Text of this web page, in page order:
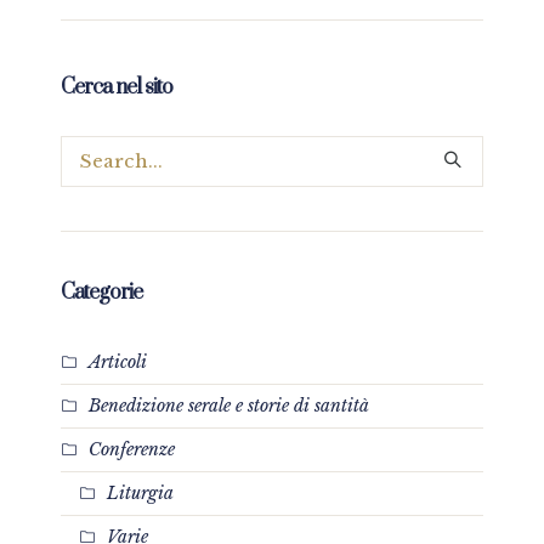
Cerca nel sito
Categorie
Articoli
Benedizione serale e storie di santità
Conferenze
Liturgia
Varie